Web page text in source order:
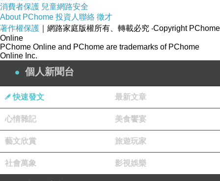
● 尺寸：每片30*40*2.5cm 兩聯
● 配件：機芯一年保固卡，水泥鋼釘x1
● 材質：畫面為PVC材質，高密度版面，立體包邊，無任何油
漆味，結實耐用環保，
實用化背空設計， 減輕商品重量減少對牆體負重。
易掛易取易清潔，四周邊框為實木材質，堅持採用2.5CM以上
厚度(保持最佳視覺比例)。
採用台灣製作無聲機芯。
● 包裝：紙盒封裝，運送過程不易損壞
● 商品下單後約7-10天可收到商品
消費者保護 兒童網路安全
About PChome 投資人聯絡 徵才
著作權保護 ｜網路家庭版權所有、轉載必究 ‧Copyright PChome
Online
PChome Online and PChome are trademarks of PChome
Online Inc.
個人新聞台
快速發文 最新文章
心情雜記 美食饗宴
藝文欣賞 旅遊玩家
社會萬象 影視娛樂